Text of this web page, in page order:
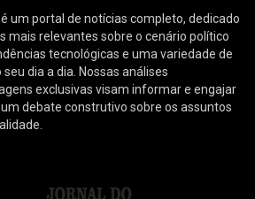
um portal de notícias completo, dedicado
mais relevantes sobre o cenário político
tecnológicas e uma variedade de
dia a dia. Nossas análises
exclusivas visam informar e engajar
debate construtivo sobre os assuntos